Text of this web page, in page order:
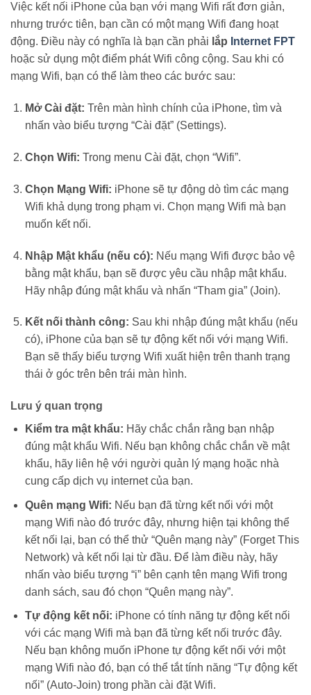
Việc kết nối iPhone của bạn với mạng Wifi rất đơn giản,
nhưng trước tiên, bạn cần có một mạng Wifi đang hoạt
động. Điều này có nghĩa là bạn cần phải lắp Internet FPT
hoặc sử dụng một điểm phát Wifi công cộng. Sau khi có
mạng Wifi, bạn có thể làm theo các bước sau:
Mở Cài đặt: Trên màn hình chính của iPhone, tìm và
nhấn vào biểu tượng “Cài đặt” (Settings).
Chọn Wifi: Trong menu Cài đặt, chọn “Wifi”.
Chọn Mạng Wifi: iPhone sẽ tự động dò tìm các mạng
Wifi khả dụng trong phạm vi. Chọn mạng Wifi mà bạn
muốn kết nối.
Nhập Mật khẩu (nếu có): Nếu mạng Wifi được bảo vệ
bằng mật khẩu, bạn sẽ được yêu cầu nhập mật khẩu.
Hãy nhập đúng mật khẩu và nhấn “Tham gia” (Join).
Kết nối thành công: Sau khi nhập đúng mật khẩu (nếu
có), iPhone của bạn sẽ tự động kết nối với mạng Wifi.
Bạn sẽ thấy biểu tượng Wifi xuất hiện trên thanh trạng
thái ở góc trên bên trái màn hình.
Lưu ý quan trọng
Kiểm tra mật khẩu: Hãy chắc chắn rằng bạn nhập
đúng mật khẩu Wifi. Nếu bạn không chắc chắn về mật
khẩu, hãy liên hệ với người quản lý mạng hoặc nhà
cung cấp dịch vụ internet của bạn.
Quên mạng Wifi: Nếu bạn đã từng kết nối với một
mạng Wifi nào đó trước đây, nhưng hiện tại không thể
kết nối lại, bạn có thể thử “Quên mạng này” (Forget This
Network) và kết nối lại từ đầu. Để làm điều này, hãy
nhấn vào biểu tượng “i” bên cạnh tên mạng Wifi trong
danh sách, sau đó chọn “Quên mạng này”.
Tự động kết nối: iPhone có tính năng tự động kết nối
với các mạng Wifi mà bạn đã từng kết nối trước đây.
Nếu bạn không muốn iPhone tự động kết nối với một
mạng Wifi nào đó, bạn có thể tắt tính năng “Tự động kết
nối” (Auto-Join) trong phần cài đặt Wifi.